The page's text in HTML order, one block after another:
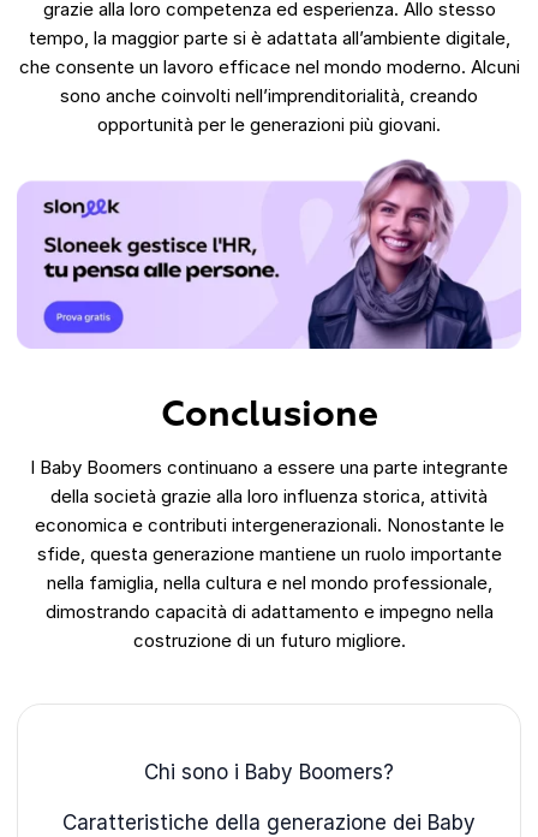
grazie alla loro competenza ed esperienza. Allo stesso
tempo, la maggior parte si è adattata all’ambiente digitale,
che consente un lavoro efficace nel mondo moderno. Alcuni
sono anche coinvolti nell’imprenditorialità, creando
opportunità per le generazioni più giovani.
Conclusione
I Baby Boomers continuano a essere una parte integrante
della società grazie alla loro influenza storica, attività
economica e contributi intergenerazionali. Nonostante le
sfide, questa generazione mantiene un ruolo importante
nella famiglia, nella cultura e nel mondo professionale,
dimostrando capacità di adattamento e impegno nella
costruzione di un futuro migliore.
Chi sono i Baby Boomers?
Caratteristiche della generazione dei Baby